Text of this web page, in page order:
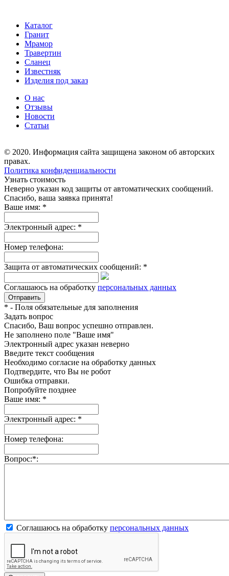
Каталог
Гранит
Мрамор
Травертин
Сланец
Известняк
Изделия под заказ
О нас
Отзывы
Новости
Статьи
© 2020. Информация сайта защищена законом об авторских
правах.
Политика конфиденциальности
Узнать стоимость
Неверно указан код защиты от автоматических сообщений.
Спасибо, ваша заявка принята!
Ваше имя: *
Электронный адрес: *
Номер телефона:
Защита от автоматических сообщений: *
Соглашаюсь на обработку персональных данных
* - Поля обязательные для заполнения
Задать вопрос
Спасибо, Ваш вопрос успешно отправлен.
Не заполнено поле "Ваше имя"
Электронный адрес указан неверно
Введите текст сообщения
Необходимо согласие на обработку данных
Подтвердите, что Вы не робот
Ошибка отправки.
Попробуйте позднее
Ваше имя: *
Электронный адрес: *
Номер телефона:
Вопрос:*:
Соглашаюсь на обработку персональных данных